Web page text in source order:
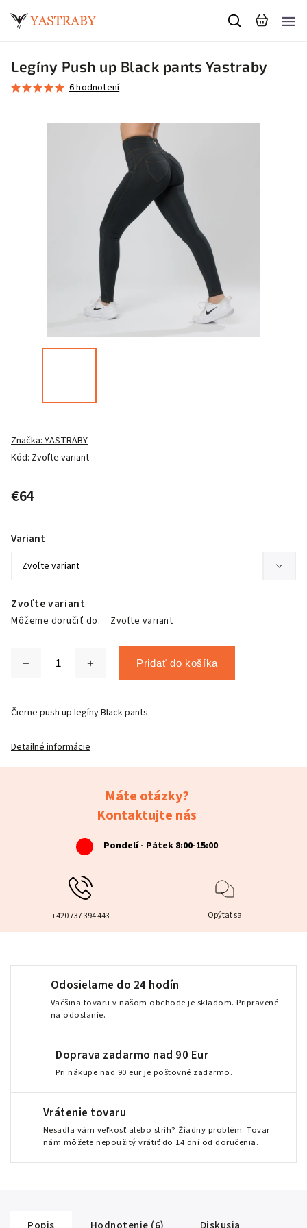
Legíny Push up Black pants Yastraby
6 hodnotení
Kód: Zvoľte variant
Značka:YASTRABY
€64
Zvoľte variant
Môžeme doručiť do: Zvoľte variant
Variant
Pridať do košíka
Čierne push up legíny Black pants
Detailné informácie
Máte otázky?
Kontaktujte nás
Pondelí - Pátek 8:00-15:00
+420 737 394 443 Opýtať sa
Odosielame do 24 hodín
Väčšina tovaru v našom obchode je skladom. Pripravené
na odoslanie.
Doprava zadarmo nad 90 Eur
Pri nákupe nad 90 eur je poštovné zadarmo.
Vrátenie tovaru
Nesadla vám veľkosť alebo strih? Žiadny problém. Tovar
nám môžete nepoužitý vrátiť do 14 dní od doručenia.